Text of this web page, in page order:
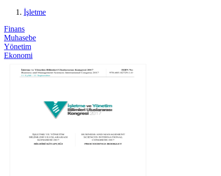
İşletme
Finans
Muhasebe
Yönetim
Ekonomi